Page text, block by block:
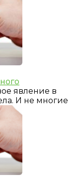
явление в
И не многие